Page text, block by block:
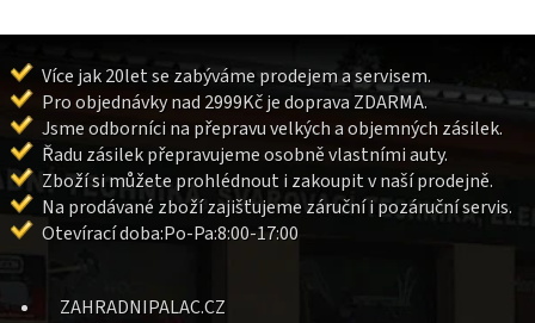
Více jak 20let se zabýváme prodejem a servisem.
Pro objednávky nad 2999Kč je doprava ZDARMA.
Jsme odborníci na přepravu velkých a objemných zásilek.
Řadu zásilek přepravujeme osobně vlastními auty.
Zboží si můžete prohlédnout i zakoupit v naší prodejně.
Na prodávané zboží zajišťujeme záruční i pozáruční servis.
Otevírací doba:Po-Pa:8:00-17:00
ZAHRADNIPALAC.CZ